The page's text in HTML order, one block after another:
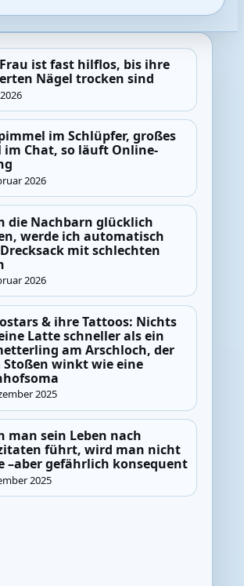
ist fast hilflos, bis ihre
Nägel trocken sind
im Schlüpfer, großes
im Chat, so läuft Online-
2026
die Nachbarn glücklich
werde ich automatisch
mit schlechten
2026
& ihre Tattoos: Nichts
Latte schneller als ein
am Arschloch, der
Stoßen winkt wie eine
2025
man sein Leben nach
führt, wird man nicht
–aber gefährlich konsequent
2025